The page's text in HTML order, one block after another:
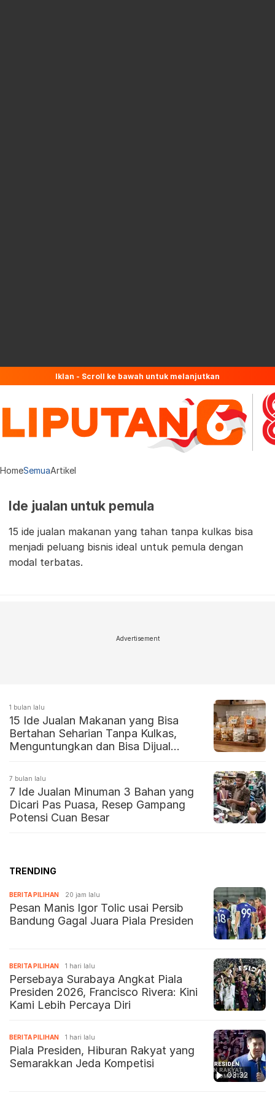
Iklan - Scroll ke bawah untuk melanjutkan
HomeSemuaArtikel
Ide jualan untuk pemula
15 ide jualan makanan yang tahan tanpa kulkas bisa
menjadi peluang bisnis ideal untuk pemula dengan
modal terbatas.
Advertisement
1 bulan lalu
15 Ide Jualan Makanan yang Bisa
Bertahan Seharian Tanpa Kulkas,
Menguntungkan dan Bisa Dijual
7 bulan lalu
7 Ide Jualan Minuman 3 Bahan yang
Dicari Pas Puasa, Resep Gampang
Potensi Cuan Besar
TRENDING
BERITA PILIHAN 20 jam lalu
Pesan Manis Igor Tolic usai Persib
Bandung Gagal Juara Piala Presiden
BERITA PILIHAN 1 hari lalu
Persebaya Surabaya Angkat Piala
Presiden 2026, Francisco Rivera: Kini
Kami Lebih Percaya Diri
03:32
BERITA PILIHAN 1 hari lalu
Piala Presiden, Hiburan Rakyat yang
Semarakkan Jeda Kompetisi